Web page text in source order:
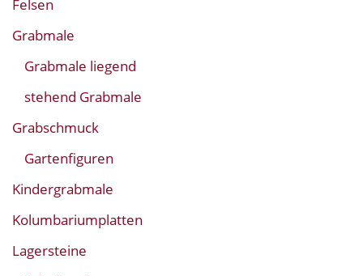
Felsen
Grabmale
Grabmale liegend
stehend Grabmale
Grabschmuck
Gartenfiguren
Kindergrabmale
Kolumbariumplatten
Lagersteine